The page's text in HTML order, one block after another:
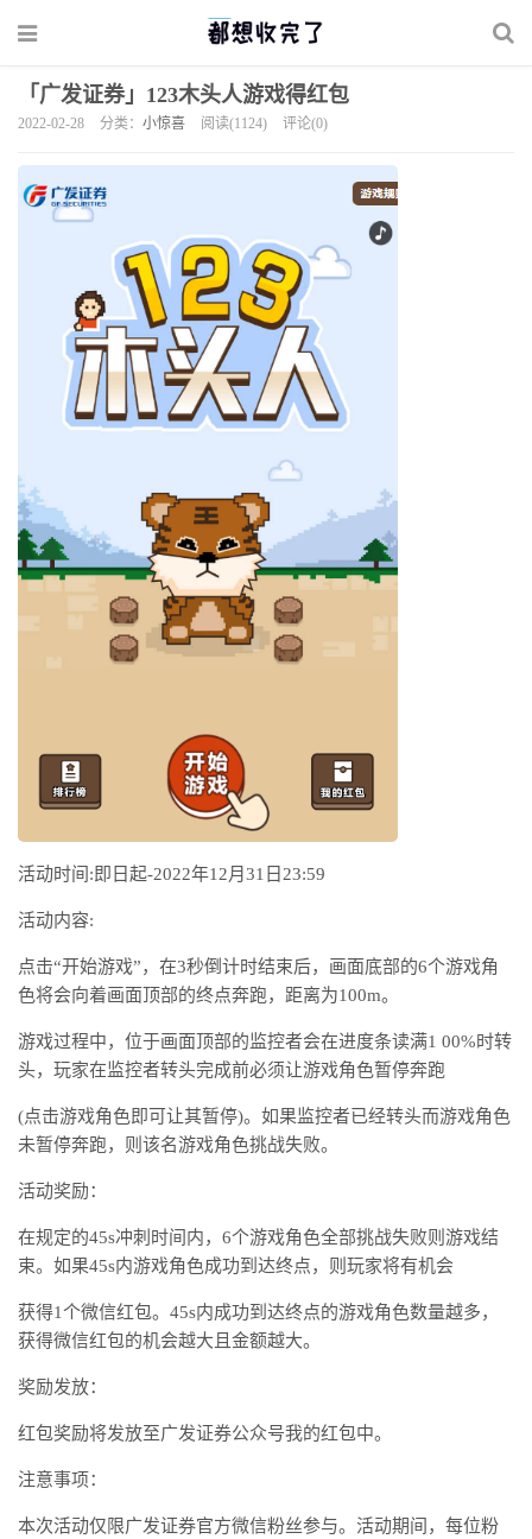
「广发证券」123木头人游戏得红包
2022-02-28 分类： 小惊喜 阅读(1124) 评论(0)
活动时间:即日起-2022年12月31日23:59
活动内容:
点击“开始游戏”，在3秒倒计时结束后，画面底部的6个游戏角
色将会向着画面顶部的终点奔跑，距离为100m。
游戏过程中，位于画面顶部的监控者会在进度条读满1 00%时转
头，玩家在监控者转头完成前必须让游戏角色暂停奔跑
(点击游戏角色即可让其暂停)。如果监控者已经转头而游戏角色
未暂停奔跑，则该名游戏角色挑战失败。
活动奖励：
在规定的45s冲刺时间内，6个游戏角色全部挑战失败则游戏结
束。如果45s内游戏角色成功到达终点，则玩家将有机会
获得1个微信红包。45s内成功到达终点的游戏角色数量越多，
获得微信红包的机会越大且金额越大。
奖励发放：
红包奖励将发放至广发证券公众号我的红包中。
注意事项：
本次活动仅限广发证券官方微信粉丝参与。活动期间，每位粉